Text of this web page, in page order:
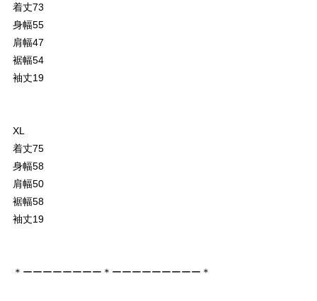
着丈73
身幅55
肩幅47
裾幅54
袖丈19
XL
着丈75
身幅58
肩幅50
裾幅58
袖丈19
＊ーーーーーーーー＊ーーーーーーーーー＊